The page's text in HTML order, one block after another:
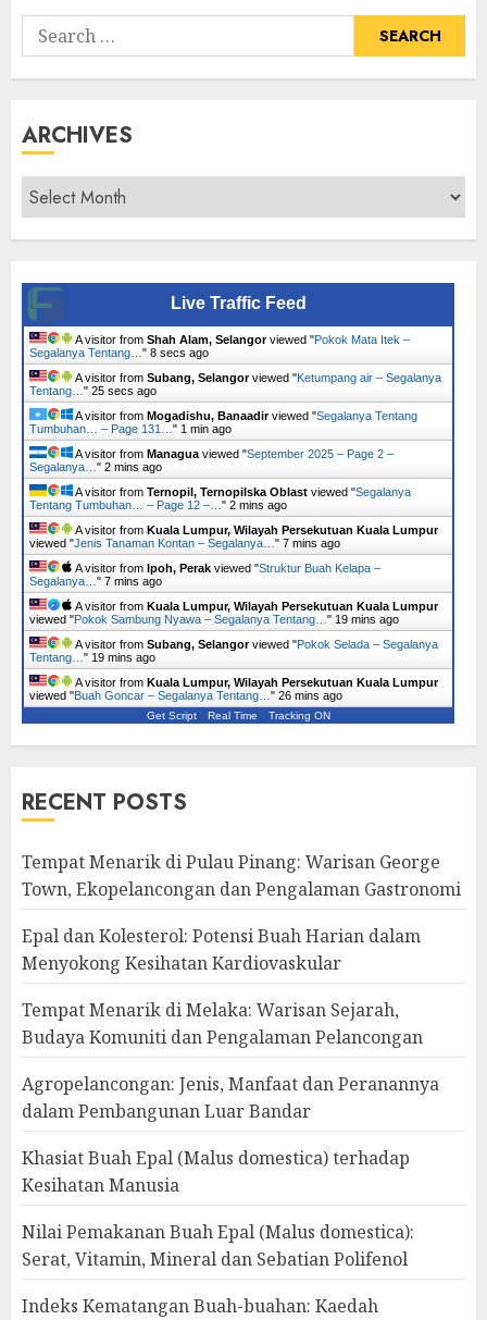
Search
for:
ARCHIVES
Archives
Live Traffic Feed
A visitor from Shah Alam, Selangorviewed "Pokok Mata Itek –
Segalanya Tentang… " 9 secs ago
A visitor from Subang, Selangorviewed "Ketumpang air – Segalanya
Tentang… " 26 secs ago
A visitor from Mogadishu, Banaadirviewed "Segalanya Tentang
Tumbuhan… – Page 131… " 1 min ago
A visitor from Managua viewed "September 2025 – Page 2 –
Segalanya… " 2 mins ago
A visitor from Ternopil, Ternopilska Oblast viewed "Segalanya
Tentang Tumbuhan… – Page 12 –… " 2 mins ago
A visitor from Kuala Lumpur, Wilayah Persekutuan Kuala Lumpur
viewed "Jenis Tanaman Kontan – Segalanya… " 7 mins ago
A visitor from Ipoh, Perak viewed "Struktur Buah Kelapa –
Segalanya… " 7 mins ago
A visitor from Kuala Lumpur, Wilayah Persekutuan Kuala Lumpur
viewed "Pokok Sambung Nyawa – Segalanya Tentang… " 19 mins ago
A visitor from Subang, Selangorviewed "Pokok Selada – Segalanya
Tentang… " 19 mins ago
A visitor from Kuala Lumpur, Wilayah Persekutuan Kuala Lumpur
viewed "Buah Goncar – Segalanya Tentang… " 26 mins ago
Get Script Real Time Tracking ON
RECENT POSTS
Tempat Menarik di Pulau Pinang: Warisan George
Town, Ekopelancongan dan Pengalaman Gastronomi
Epal dan Kolesterol: Potensi Buah Harian dalam
Menyokong Kesihatan Kardiovaskular
Tempat Menarik di Melaka: Warisan Sejarah,
Budaya Komuniti dan Pengalaman Pelancongan
Agropelancongan: Jenis, Manfaat dan Peranannya
dalam Pembangunan Luar Bandar
Khasiat Buah Epal (Malus domestica) terhadap
Kesihatan Manusia
Nilai Pemakanan Buah Epal (Malus domestica):
Serat, Vitamin, Mineral dan Sebatian Polifenol
Indeks Kematangan Buah-buahan: Kaedah